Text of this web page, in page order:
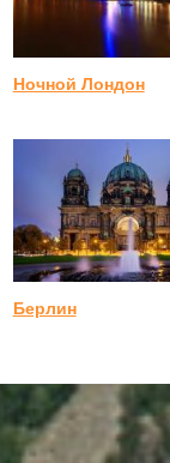
Ночной Лондон
Берлин